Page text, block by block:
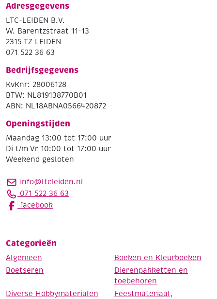
Adresgegevens
LTC-LEIDEN B.V.
W. Barentzstraat 11-13
2315 TZ LEIDEN
071 522 36 63
Bedrijfsgegevens
KvKnr: 28006128
BTW: NL819138770B01
ABN: NL18ABNA0566420872
Openingstijden
Maandag 13:00 tot 17:00 uur
Di t/m Vr 10:00 tot 17:00 uur
Weekend gesloten
info@ltcleiden.nl
071 522 36 63
facebook
Categorieën
Algemeen
Boeken en Kleurboeken
Boetseren
Dierenpakketten en
toebehoren
Diverse Hobbymaterialen
Feestmateriaal,